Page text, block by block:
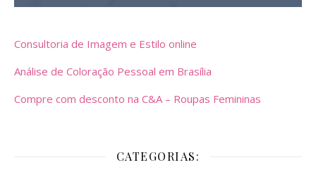
Consultoria de Imagem e Estilo online
Análise de Coloração Pessoal em Brasília
Compre com desconto na C&A – Roupas Femininas
CATEGORIAS: